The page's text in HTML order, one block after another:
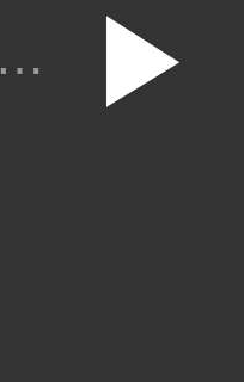
さやか・ソフィー・たまげ ▶